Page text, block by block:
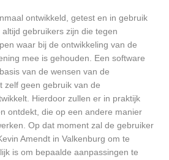
ontwikkeld, getest en in gebruik
gebruikers zijn die tegen
waar bij de ontwikkeling van de
mee is gehouden. Een software
van de wensen van de
zelf geen gebruik van de
Hierdoor zullen er in praktijk
ontdekt, die op een andere manier
Op dat moment zal de gebruiker
Amendt in Valkenburg om te
is om bepaalde aanpassingen te